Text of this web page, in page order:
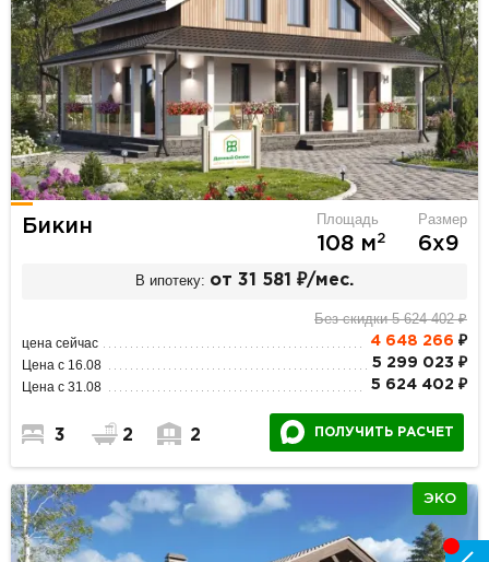
Бикин Площадь
108 м2
Размер
6х9
В ипотеку: от 31 581 ₽/мес.
Без скидки 5 624 402 ₽
цена сейчас 4 648 266 ₽
Цена с 16.08 5 299 023 ₽
Цена с 31.08 5 624 402 ₽
3 2 2 ПОЛУЧИТЬ РАСЧЕТ
ЭКО